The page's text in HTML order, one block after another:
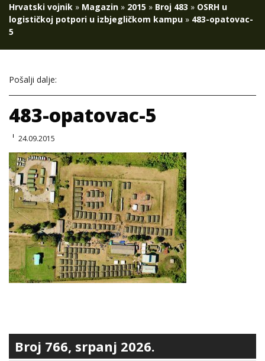
Hrvatski vojnik » Magazin » 2015 » Broj 483 » OSRH u
logističkoj potpori u izbjegličkom kampu » 483-opatovac-
5
Pošalji dalje:
483-opatovac-5
24.09.2015
Broj 766, srpanj 2026.